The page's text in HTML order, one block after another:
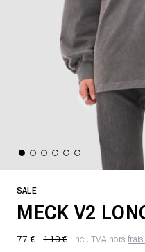
SALE
MECK V2
77 € 110 € incl. TVA hors